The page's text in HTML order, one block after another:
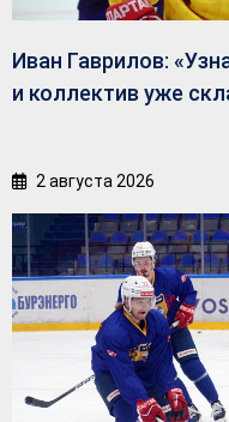
Иван Гаврилов:
и коллектив уже
2 августа 2026